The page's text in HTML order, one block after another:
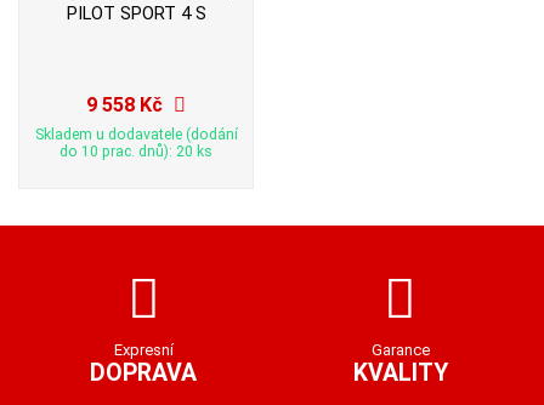
PILOT SPORT 4 S
9 558 Kč
Skladem u dodavatele (dodání
do 10 prac. dnů): 20 ks
Expresní
DOPRAVA
Garance
KVALITY